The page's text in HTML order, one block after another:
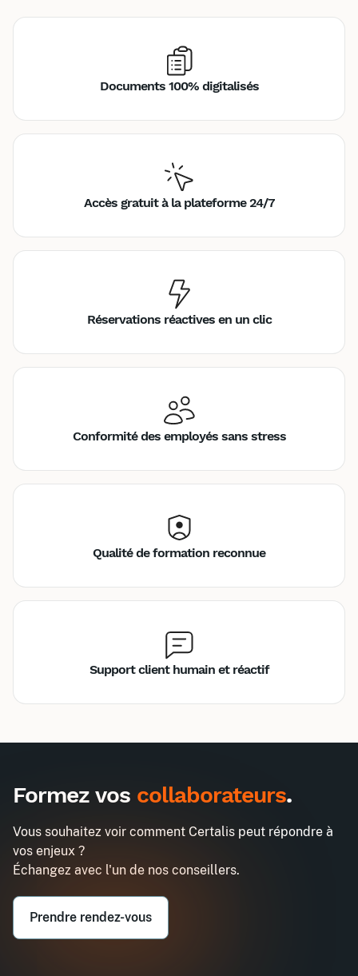
Documents 100% digitalisés
Accès gratuit à la plateforme 24/7
Réservations réactives en un clic
Conformité des employés sans stress
Qualité de formation reconnue
Support client humain et réactif
Prospecter et gagner de nouveaux
Entreprise*
Téléphone professionnel*
Formez vos collaborateurs.
Vous souhaitez voir comment Certalis peut répondre à
vos enjeux ?
Échangez avec l'un de nos conseillers.
Prendre rendez-vous